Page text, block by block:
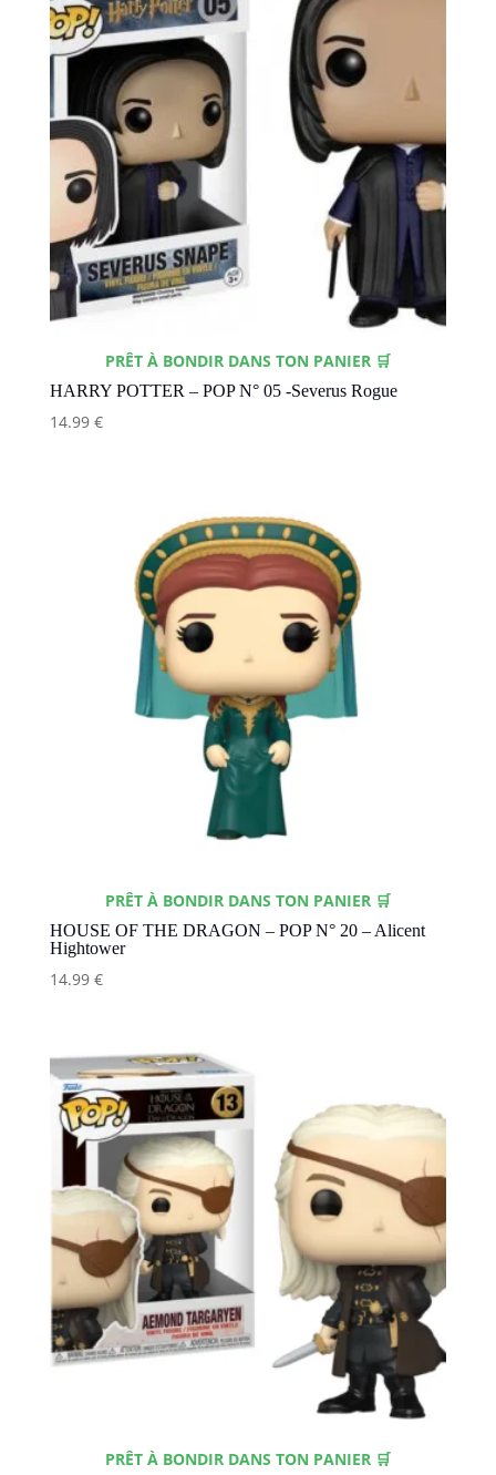
PRÊT À BONDIR DANS TON PANIER 🛒
HARRY POTTER – POP N° 05 -Severus Rogue
14.99 €
PRÊT À BONDIR DANS TON PANIER 🛒
HOUSE OF THE DRAGON – POP N° 20 – Alicent
Hightower
14.99 €
PRÊT À BONDIR DANS TON PANIER 🛒